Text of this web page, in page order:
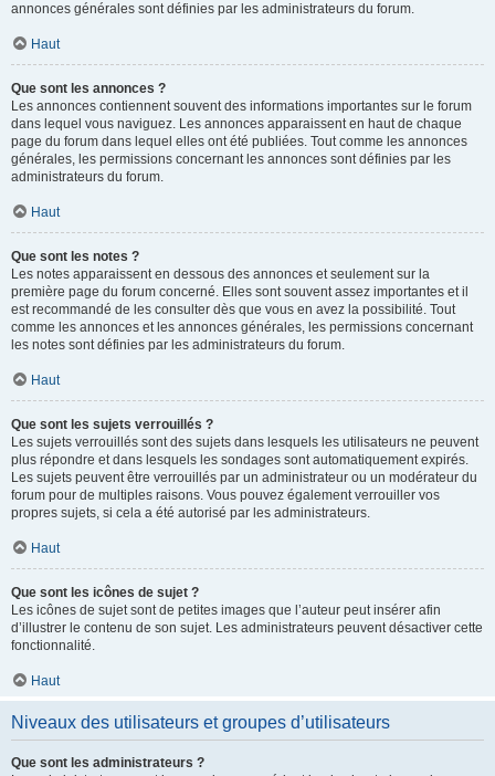
annonces générales sont définies par les administrateurs du forum.
Haut
Que sont les annonces ?
Les annonces contiennent souvent des informations importantes sur le forum
dans lequel vous naviguez. Les annonces apparaissent en haut de chaque
page du forum dans lequel elles ont été publiées. Tout comme les annonces
générales, les permissions concernant les annonces sont définies par les
administrateurs du forum.
Haut
Que sont les notes ?
Les notes apparaissent en dessous des annonces et seulement sur la
première page du forum concerné. Elles sont souvent assez importantes et il
est recommandé de les consulter dès que vous en avez la possibilité. Tout
comme les annonces et les annonces générales, les permissions concernant
les notes sont définies par les administrateurs du forum.
Haut
Que sont les sujets verrouillés ?
Les sujets verrouillés sont des sujets dans lesquels les utilisateurs ne peuvent
plus répondre et dans lesquels les sondages sont automatiquement expirés.
Les sujets peuvent être verrouillés par un administrateur ou un modérateur du
forum pour de multiples raisons. Vous pouvez également verrouiller vos
propres sujets, si cela a été autorisé par les administrateurs.
Haut
Que sont les icônes de sujet ?
Les icônes de sujet sont de petites images que l’auteur peut insérer afin
d’illustrer le contenu de son sujet. Les administrateurs peuvent désactiver cette
fonctionnalité.
Haut
Niveaux des utilisateurs et groupes d’utilisateurs
Que sont les administrateurs ?